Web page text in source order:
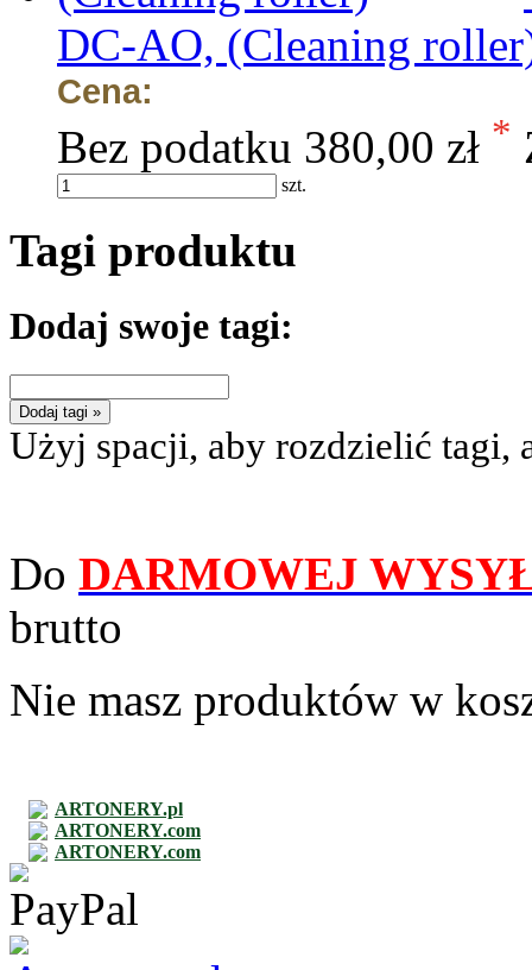
DC-AO, (Cleaning
Cena:
Bez podatku 380,00 zł *
szt.
Tagi produktu
Dodaj swoje tagi:
Dodaj tagi »
Użyj spacji, aby rozdzielić tagi,
Do DARMOWEJ
brutto
Nie masz produktów w
ARTONERY.pl
ARTONERY.com
ARTONERY.com